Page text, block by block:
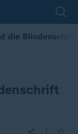
die